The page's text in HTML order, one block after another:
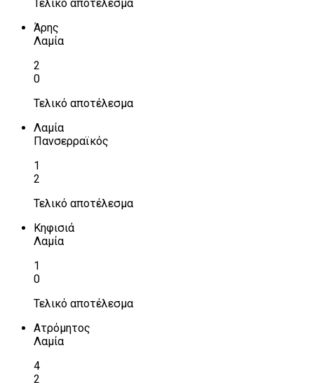
Τελικό αποτέλεσμα
Άρης
Λαμία
2
0
Τελικό αποτέλεσμα
Λαμία
Πανσερραϊκός
1
2
Τελικό αποτέλεσμα
Κηφισιά
Λαμία
1
0
Τελικό αποτέλεσμα
Ατρόμητος
Λαμία
4
2